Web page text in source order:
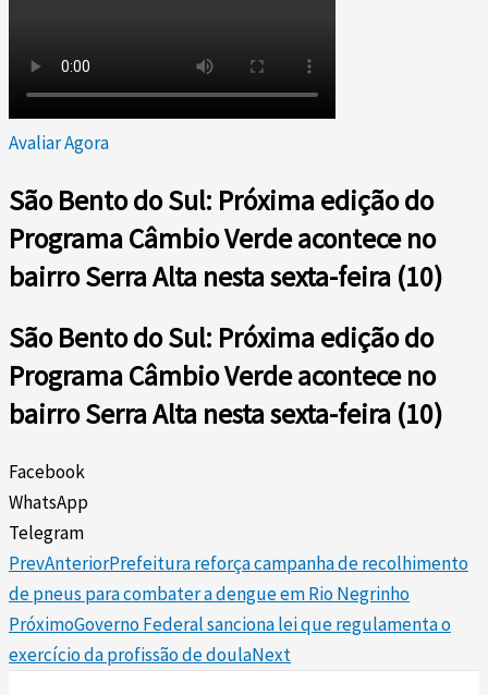
Avaliar Agora
São Bento do Sul: Próxima edição do
Programa Câmbio Verde acontece no
bairro Serra Alta nesta sexta-feira (10)
São Bento do Sul: Próxima edição do
Programa Câmbio Verde acontece no
bairro Serra Alta nesta sexta-feira (10)
Facebook
WhatsApp
Telegram
PrevAnteriorPrefeitura reforça campanha de recolhimento
de pneus para combater a dengue em Rio Negrinho
PróximoGoverno Federal sanciona lei que regulamenta o
exercício da profissão de doulaNext